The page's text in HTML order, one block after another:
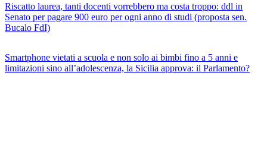
Riscatto laurea, tanti docenti vorrebbero ma costa troppo: ddl in
Senato per pagare 900 euro per ogni anno di studi (proposta sen.
Bucalo FdI)
Smartphone vietati a scuola e non solo ai bimbi fino a 5 anni e
limitazioni sino all’adolescenza, la Sicilia approva: il Parlamento?